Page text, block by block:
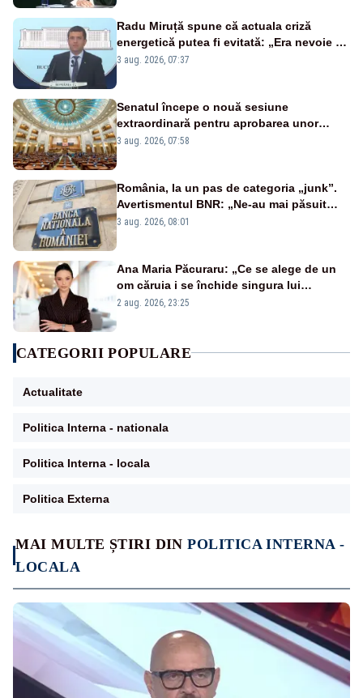
MAI MULTE ȘTIRI DINPOLITICA INTERNA -
LOCALA
Radu Miruță spune că actuala criză
energetică putea fi evitată: „Era nevoie să
ne facem iarna car și vara sanie”
3 aug. 2026, 07:37
Senatul începe o nouă sesiune
extraordinară pentru aprobarea unor
jaloane din PNRR
3 aug. 2026, 07:58
România, la un pas de categoria „junk”.
Avertismentul BNR: „Ne-au mai păsuit
pentru câteva luni”
3 aug. 2026, 08:01
Ana Maria Păcuraru: „Ce se alege de un
om căruia i se închide singura lui
portiță?”
2 aug. 2026, 23:25
CATEGORII POPULARE
Actualitate
Politica Interna - nationala
Politica Interna - locala
Politica Externa